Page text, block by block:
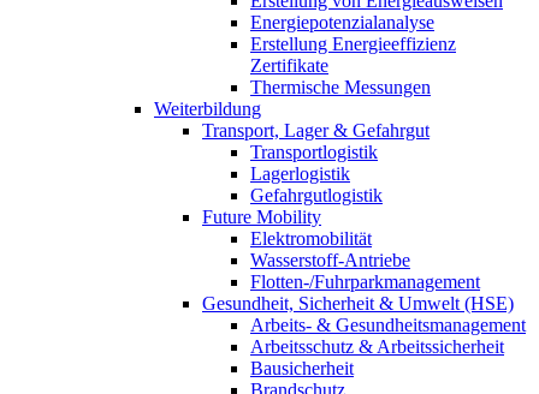
Energiepotenzialanalyse
Erstellung Energieeffizienz
Zertifikate
Thermische Messungen
Weiterbildung
Transport, Lager & Gefahrgut
Transportlogistik
Lagerlogistik
Gefahrgutlogistik
Future Mobility
Elektromobilität
Wasserstoff-Antriebe
Flotten-/Fuhrparkmanagement
Gesundheit, Sicherheit & Umwelt (HSE)
Arbeits- & Gesundheitsmanagement
Arbeitsschutz & Arbeitssicherheit
Bausicherheit
Brandschutz